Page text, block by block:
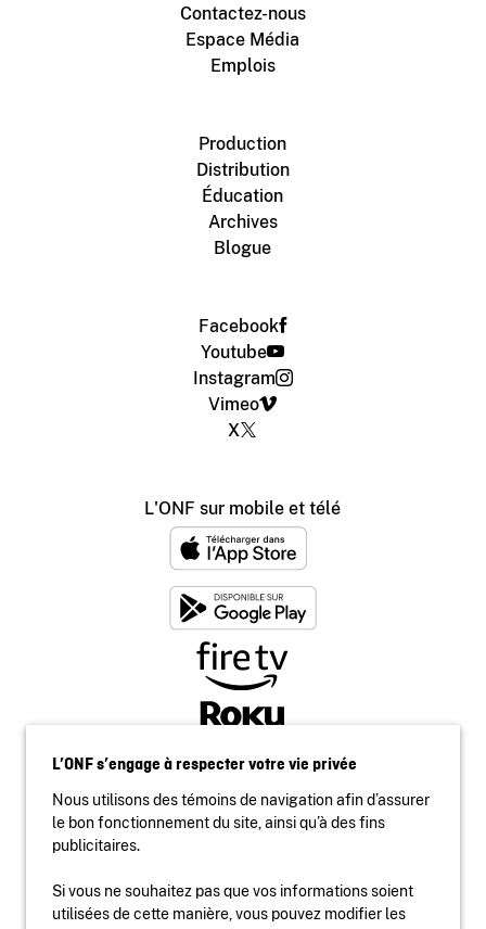
Contactez-nous
Espace Média
Emplois
Production
Distribution
Éducation
Archives
Blogue
Facebook
Youtube
Instagram
Vimeo
X
L'ONF sur mobile et télé
L’ONF s’engage à respecter votre vie privée
Nous utilisons des témoins de navigation afin d’assurer
le bon fonctionnement du site, ainsi qu’à des fins
publicitaires.
Si vous ne souhaitez pas que vos informations soient
utilisées de cette manière, vous pouvez modifier les